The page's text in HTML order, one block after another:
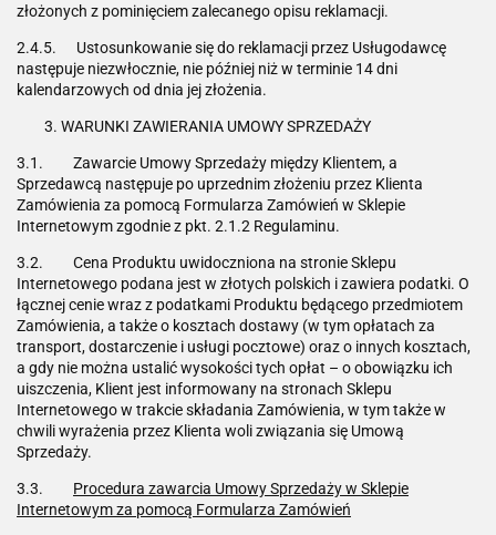
złożonych z pominięciem zalecanego opisu reklamacji.
2.4.5. Ustosunkowanie się do reklamacji przez Usługodawcę
następuje niezwłocznie, nie później niż w terminie 14 dni
kalendarzowych od dnia jej złożenia.
WARUNKI ZAWIERANIA UMOWY SPRZEDAŻY
3.1. Zawarcie Umowy Sprzedaży między Klientem, a
Sprzedawcą następuje po uprzednim złożeniu przez Klienta
Zamówienia za pomocą Formularza Zamówień w Sklepie
Internetowym zgodnie z pkt. 2.1.2 Regulaminu.
3.2. Cena Produktu uwidoczniona na stronie Sklepu
Internetowego podana jest w złotych polskich i zawiera podatki. O
łącznej cenie wraz z podatkami Produktu będącego przedmiotem
Zamówienia, a także o kosztach dostawy (w tym opłatach za
transport, dostarczenie i usługi pocztowe) oraz o innych kosztach,
a gdy nie można ustalić wysokości tych opłat – o obowiązku ich
uiszczenia, Klient jest informowany na stronach Sklepu
Internetowego w trakcie składania Zamówienia, w tym także w
chwili wyrażenia przez Klienta woli związania się Umową
Sprzedaży.
3.3. Procedura zawarcia Umowy Sprzedaży w Sklepie
Internetowym za pomocą Formularza Zamówień